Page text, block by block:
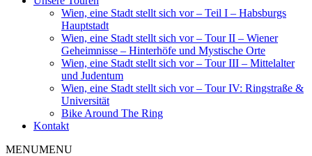
Wien, eine Stadt stellt sich vor – Teil I – Habsburgs
Hauptstadt
Wien, eine Stadt stellt sich vor – Tour II – Wiener
Geheimnisse – Hinterhöfe und Mystische Orte
Wien, eine Stadt stellt sich vor – Tour III – Mittelalter
und Judentum
Wien, eine Stadt stellt sich vor – Tour IV: Ringstraße &
Universität
Bike Around The Ring
Kontakt
MENUMENU